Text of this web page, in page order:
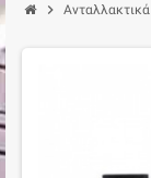
chevron_right Ανταλλακτικά